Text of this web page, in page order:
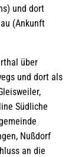
und dort
(Ankunft
über
und dort als
Südliche
Nußdorf
an die